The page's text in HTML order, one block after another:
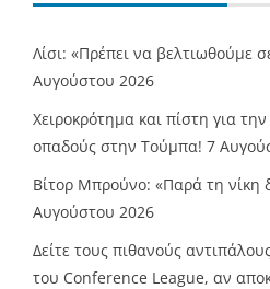
Λίσι: «Πρέπει να βελτιωθούμε
Αυγούστου 2026
Χειροκρότημα και πίστη για
οπαδούς στην Τούμπα! 7
Βίτορ Μπρούνο: «Παρά τη νίκη
Αυγούστου 2026
Δείτε τους πιθανούς
του Conference League, αν